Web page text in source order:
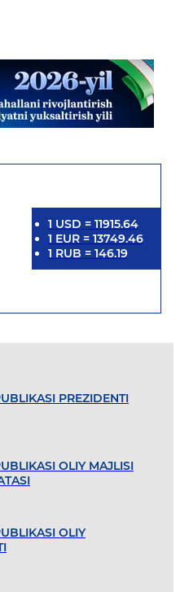
1 USD = 11915.64
1 EUR= 13749.46
1 RUB = 146.19
PREZIDENTI
OLIY MAJLISI
OLIY